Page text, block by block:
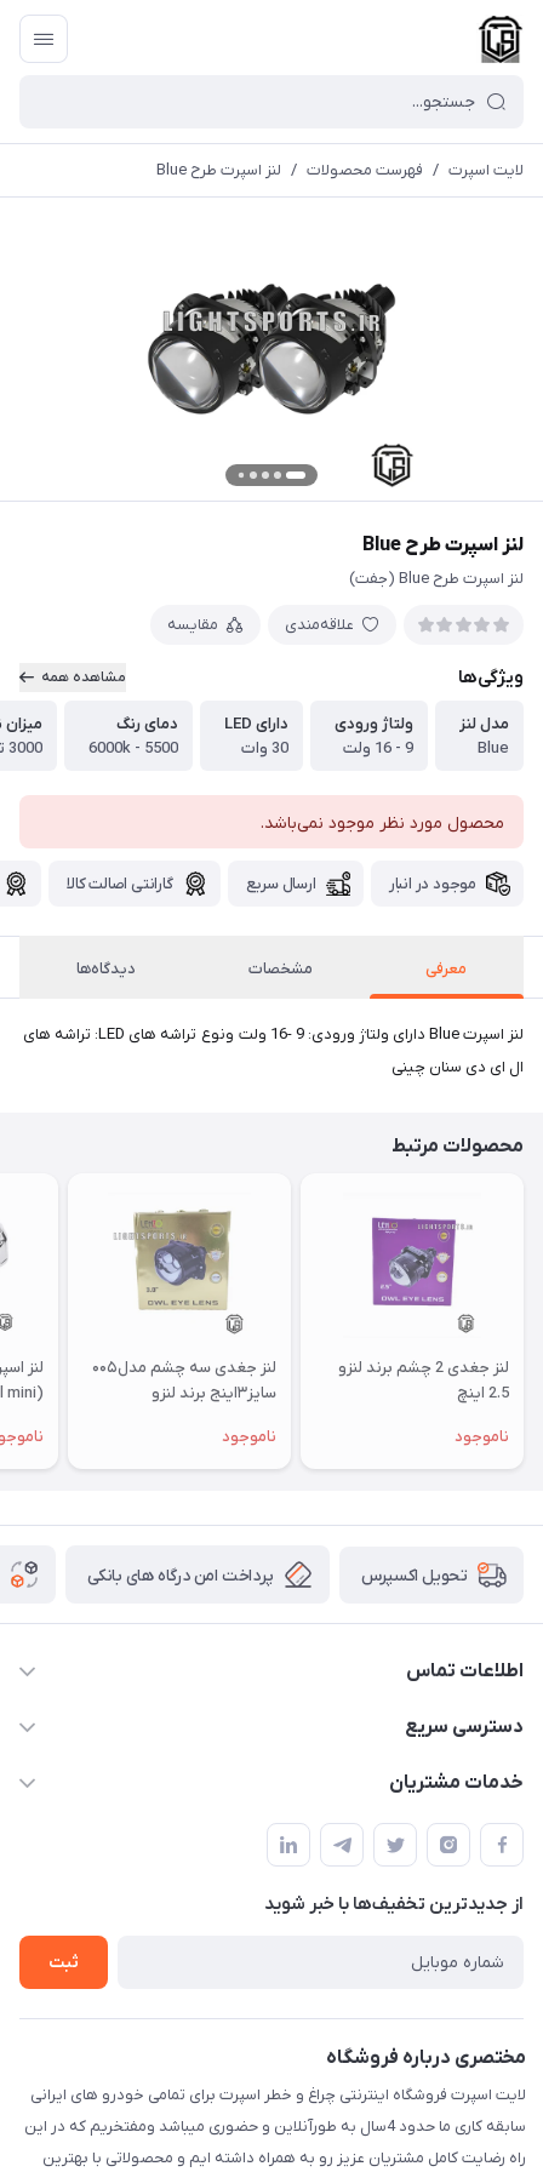
لایت اسپرت / فهرست محصولات / لنز اسپرت طرح Blue
لنز اسپرت طرح Blue
لنز اسپرت طرح Blue (جفت)
علاقه‌مندی مقایسه
ویژگی‌ها مشاهده همه
مدل لنز
Blue
ولتاژ ورودی
9 - 16 ولت
دارای LED
30 وات
دمای رنگ
5500 - 6000k
3000 تا 3200 لومن
محصول مورد نظر موجود نمی‌باشد.
موجود در انبار ارسال سریع گارانتی اصالت کالا
معرفی مشخصات دیدگاه‌ها
لنز اسپرت Blue دارای ولتاژ ورودی: 9 -16 ولت ونوع تراشه های LED: تراشه های
ال ای دی سنان چینی
محصولات مرتبط
لنز جغدی 2 چشم برند لنزو
2.5 اینچ
ناموجود
لنز جغدی سه چشم مدل۰۰۵
سایز۳اینج برند لنزو
ناموجود
(general mini)
تحویل اکسپرس پرداخت امن درگاه های بانکی
اطلاعات تماس
09012926386
دسترسی سریع
حساب کاربری
لیست محصولات
درباره ما
خدمات مشتریان
قوانین و مقررات
حریم خصوصی
راهنما
از جدید‌ترین تخفیف‌ها با‌ خبر شوید
ثبت
مختصری درباره فروشگاه
لایت اسپرت فروشگاه اینترنتی چراغ و خطر اسپرت برای تمامی خودرو های ایرانی
سابقه کاری ما حدود 4سال به طورآنلاین و حضوری میباشد ومفتخریم که در این
راه رضایت کامل مشتریان عزیز رو به همراه داشته ایم و محصولاتی با بهترین